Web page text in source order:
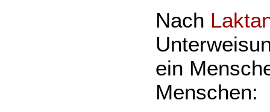
Nach
ein
Menschen: